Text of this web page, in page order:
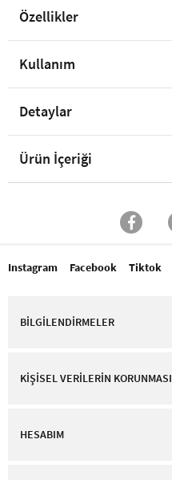
Özellikler
Kullanım
Detaylar
Ürün İçeriği
Instagram Facebook Tiktok
BİLGİLENDİRMELER
KİŞİSEL VERİLERİN KORUNMASI
HESABIM